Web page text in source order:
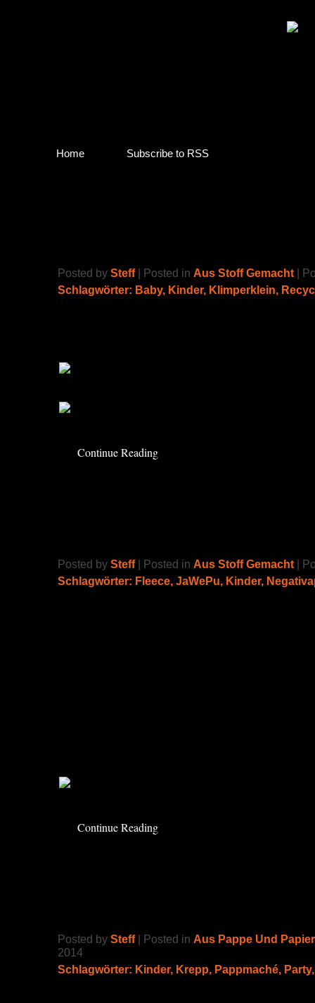
Home Subscribe to RSS
Posted by Steff| Posted in Aus Stoff Gemacht |
Schlagwörter: Baby, Kinder, Klimperklein,
Continue Reading
Posted by Steff| Posted in Aus Stoff Gemacht |
Schlagwörter: Fleece, JaWePu, Kinder,
Continue Reading
Posted by Steff| Posted in Aus Pappe Und
2014
Schlagwörter: Kinder, Krepp, Pappmaché, Party